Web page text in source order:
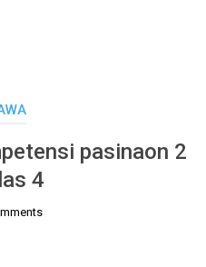
pasinaon 2
4